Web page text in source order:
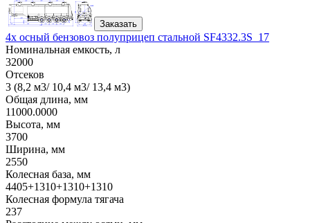
Заказать
4х осный бензовоз полуприцеп стальной SF4332.3S_17
Номинальная емкость, л
32000
Отсеков
3 (8,2 м3/ 10,4 м3/ 13,4 м3)
Общая длина, мм
11000.0000
Высота, мм
3700
Ширина, мм
2550
Колесная база, мм
4405+1310+1310+1310
Колесная формула тягача
237